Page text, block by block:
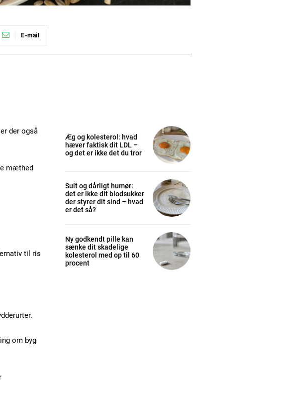
E-mail
der også
mæthed
til ris
om byg
Æg og kolesterol: hvad
hæver faktisk dit LDL –
og det er ikke det du tror
Sult og dårligt humør:
det er ikke dit blodsukker
der styrer dit sind – hvad
er det så?
Ny godkendt pille kan
sænke dit skadelige
kolesterol med op til 60
procent